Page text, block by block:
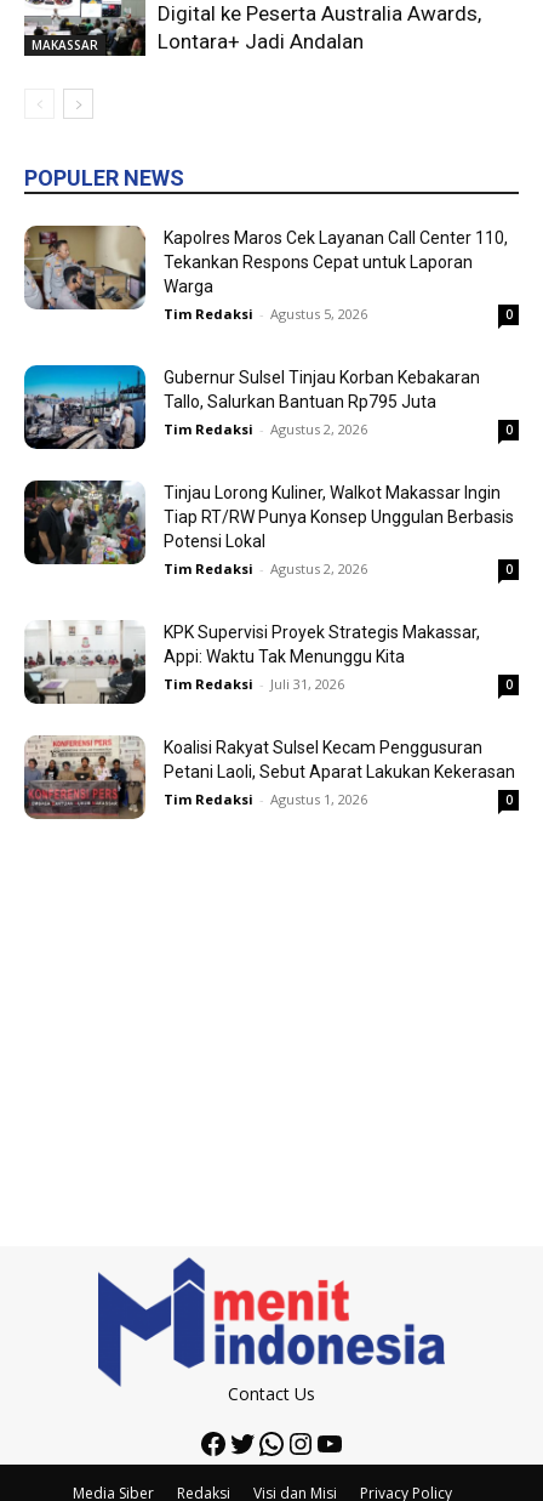
MAKASSAR
Digital ke Peserta Australia Awards,
Lontara+ Jadi Andalan
POPULER NEWS
Kapolres Maros Cek Layanan Call Center 110,
Tekankan Respons Cepat untuk Laporan
Warga
Tim Redaksi - Agustus 5, 2026 0
Gubernur Sulsel Tinjau Korban Kebakaran
Tallo, Salurkan Bantuan Rp795 Juta
Tim Redaksi - Agustus 2, 2026 0
Tinjau Lorong Kuliner, Walkot Makassar Ingin
Tiap RT/RW Punya Konsep Unggulan Berbasis
Potensi Lokal
Tim Redaksi - Agustus 2, 2026 0
KPK Supervisi Proyek Strategis Makassar,
Appi: Waktu Tak Menunggu Kita
Tim Redaksi - Juli 31, 2026 0
Koalisi Rakyat Sulsel Kecam Penggusuran
Petani Laoli, Sebut Aparat Lakukan Kekerasan
Tim Redaksi - Agustus 1, 2026 0
Contact Us
Facebook
Twitter
WhatsApp
Instagram
YouTube
Media Siber Redaksi Visi dan Misi Privacy Policy